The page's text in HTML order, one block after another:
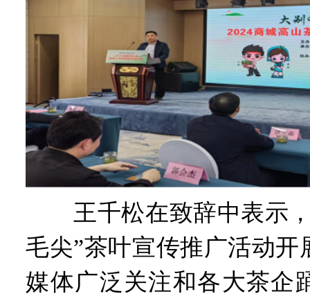
王千松在致辞中表示，
毛尖”茶叶宣传推广活动开
媒体广泛关注和各大茶企